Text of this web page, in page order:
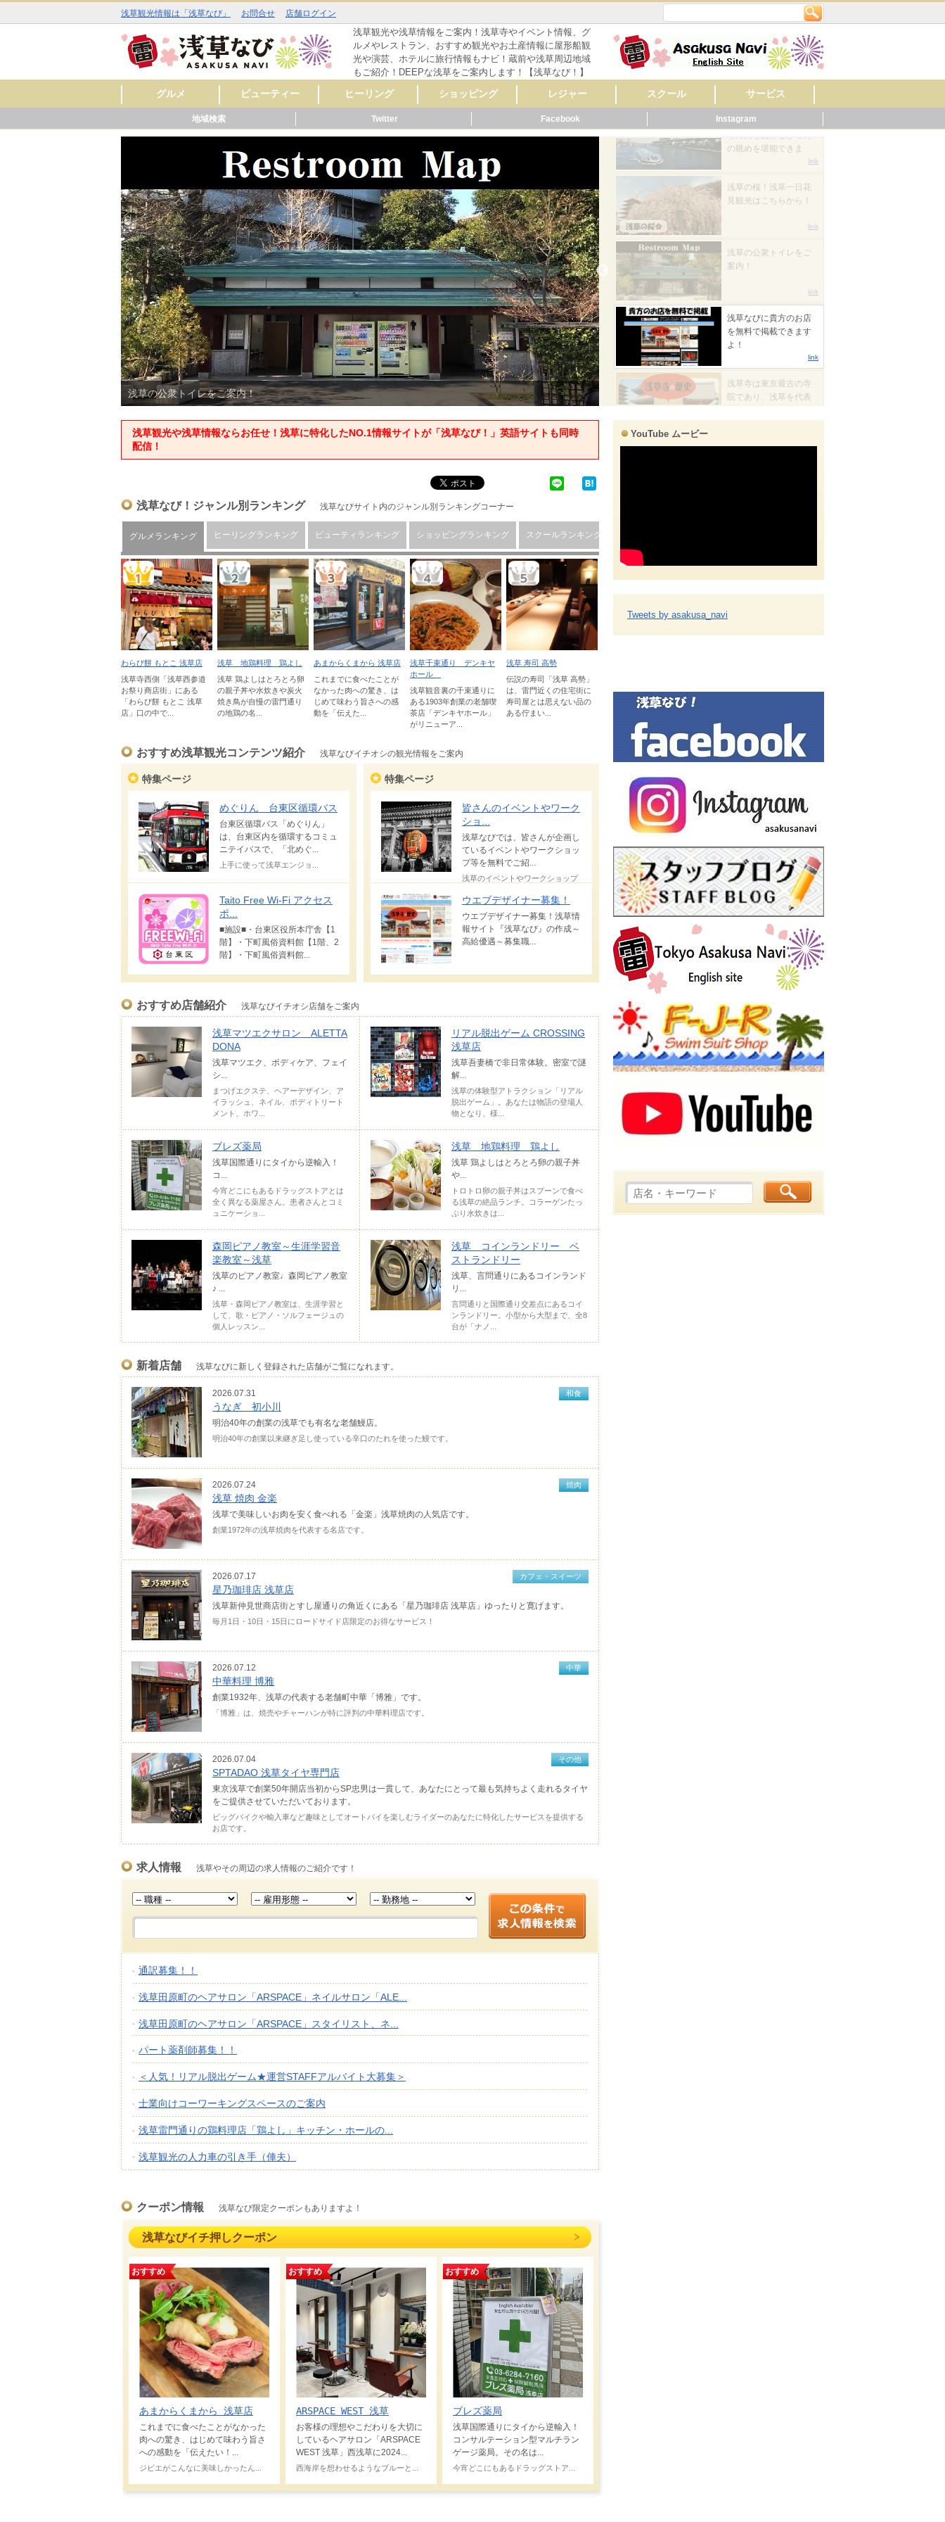
浅草観光情報は「浅草なび」 お問合せ 店舗ログイン
浅草観光や浅草情報をご案内！浅草寺やイベント情報、グ
ルメやレストラン、おすすめ観光やお土産情報に屋形船観
光や演芸、ホテルに旅行情報もナビ！蔵前や浅草周辺地域
もご紹介！DEEPな浅草をご案内します！【浅草なび！】
グルメ
アジア・エスニック
料理
カフェ・スイーツ
ファミリーレストラ
ン
ビューティー ヒーリング
リラクゼーション
リンパマッサージ
タイ式マッサージ
アロママッサージ
ショッピング
ョン
レジャー
カラオケ
占い
バッティングセンタ
ー
映画館・劇場
ライブハウス
観光スポット
動物園
遊園地
健康ランド・温泉
ゲームセンター
その他
体験
スクール
ニング
サービス
レンタルショップ
旅館
ビジネスホテル
ペット関連
健康・スポーツ
賃貸・不動産
ウエディング
歯科
ホテル
公共機関
その他
病院
くらし
地域検索 Twitter Facebook Instagram
浅草なびに貴方のお店を無料で掲載できますよ！
と東京ミズマチを歩い
TOKYO CRUISE 浅草か
ら海風を受けながら街
浅草の桜！浅草一日花
見観光はこちらから！
link
浅草の公衆トイレをご
案内！
link
浅草なびに貴方のお店
を無料で掲載できます
link
浅草寺は東京最古の寺
院であり、浅草を代表
する観光地です。その
link
浅草の代表的なイベン
トをご紹介します。1年
link
浅草なび！英語版に掲
浅草観光や浅草情報ならお任せ！浅草に特化したNO.1情報サイトが「浅草なび！」英語サイトも同時
配信！
浅草なび！ジャンル別ランキング 浅草なびサイト内のジャンル別ランキングコーナー
グルメランキング ヒーリングランキング ビューティランキング ショッピングランキング スクールランキング
わらび餅 もとこ 浅草店
浅草寺西側「浅草西参道
お祭り商店街」にある
「わらび餅 もとこ 浅草
店」口の中で...
浅草 地鶏料理 鶏よし
浅草 鶏よしはとろとろ卵
の親子丼や水炊きや炭火
焼き鳥が自慢の雷門通り
の地鶏の名...
あまからくまから 浅草店
これまでに食べたことが
なかった肉への驚き、は
じめて味わう旨さへの感
動を「伝えた...
浅草千束通り デンキヤ
ホール
浅草観音裏の千束通りに
ある1903年創業の老舗喫
茶店「デンキヤホール」
がリニューア...
浅草 寿司 高勢
伝説の寿司「浅草 高勢」
は、雷門近くの住宅街に
寿司屋とは思えない品の
ある佇まい...
おすすめ浅草観光コンテンツ紹介 浅草なびイチオシの観光情報をご案内
特集ページ
めぐりん 台東区循環バス
台東区循環バス「めぐりん」
は、台東区内を循環するコミュ
ニテイバスで、「北めぐ...
上手に使って浅草エンジョ...
Taito Free Wi-Fi アクセス
ポ...
■施設■・台東区役所本庁舎【1
階】・下町風俗資料館【1階、2
階】・下町風俗資料館...
特集ページ
皆さんのイベントやワーク
ショ...
浅草なびでは、皆さんが企画し
ているイベントやワークショッ
プ等を無料でご紹...
浅草のイベントやワークショップ
ウエブデザイナー募集！
ウエブデザイナー募集！浅草情
報サイト『浅草なび』の作成～
高給優遇～募集職...
おすすめ店舗紹介 浅草なびイチオシ店舗をご案内
浅草マツエクサロン ALETTA
DONA
浅草マツエク、ボディケア、フェイ
シ...
まつげエクステ、ヘアーデザイン、ア
イラッシュ、ネイル、ボディトリート
メント、ホワ...
リアル脱出ゲーム CROSSING
浅草店
浅草吾妻橋で非日常体験。密室で謎
解...
浅草の体験型アトラクション「リアル
脱出ゲーム」。あなたは物語の登場人
物となり、様...
ブレズ薬局
浅草国際通りにタイから逆輸入！
コ...
今宵どこにもあるドラッグストアとは
全く異なる薬屋さん。患者さんとコミ
ュニケーショ...
浅草 地鶏料理 鶏よし
浅草 鶏よしはとろとろ卵の親子丼
や...
トロトロ卵の親子丼はスプーンで食べ
る浅草の絶品ランチ。コラーゲンたっ
ぷり水炊きは...
森岡ピアノ教室～生涯学習音
楽教室～浅草
浅草のピアノ教室♩森岡ピアノ教室
♪ ...
浅草・森岡ピアノ教室は、生涯学習と
して、歌・ピアノ・ソルフェージュの
個人レッスン...
浅草 コインランドリー ベ
ストランドリー
浅草、言問通りにあるコインランド
リ...
言問通りと国際通り交差点にあるコイ
ンランドリー。小型から大型まで、全8
台が「ナノ...
新着店舗 浅草なびに新しく登録された店舗がご覧になれます。
2026.07.31 和食
うなぎ 初小川
明治40年の創業の浅草でも有名な老舗鰻店。
明治40年の創業以来継ぎ足し使っている辛口のたれを使った鰻です。
2026.07.24 焼肉
浅草 焼肉 金楽
浅草で美味しいお肉を安く食べれる「金楽」浅草焼肉の人気店です。
創業1972年の浅草焼肉を代表する名店です。
2026.07.17 カフェ・スイーツ
星乃珈琲店 浅草店
浅草新仲見世商店街とすし屋通りの角近くにある「星乃珈琲店 浅草店」ゆったりと寛げます。
毎月1日・10日・15日にロードサイド店限定のお得なサービス！
2026.07.12 中華
中華料理 博雅
創業1932年、浅草の代表する老舗町中華「博雅」です。
「博雅」は、焼売やチャーハンが特に評判の中華料理店です。
2026.07.04 その他
SPTADAO 浅草タイヤ専門店
東京浅草で創業50年開店当初からSP忠男は一貫して、あなたにとって最も気持ちよく走れるタイヤ
をご提供させていただいております。
ビッグバイクや輸入車など趣味としてオートバイを楽しむライダーのあなたに特化したサービスを提供する
お店です。
求人情報 浅草やその周辺の求人情報のご紹介です！
通訳募集！！
浅草田原町のヘアサロン「ARSPACE」ネイルサロン「ALE...
浅草田原町のヘアサロン「ARSPACE」スタイリスト、ネ...
パート薬剤師募集！！
＜人気！リアル脱出ゲーム★運営STAFFアルバイト大募集＞
士業向けコーワーキングスペースのご案内
浅草雷門通りの鶏料理店「鶏よし」キッチン・ホールの...
浅草観光の人力車の引き手（俥夫）
クーポン情報 浅草なび限定クーポンもありますよ！
浅草なびイチ押しクーポン
おすすめ
あまからくまから 浅草店
これまでに食べたことがなかった
肉への驚き、はじめて味わう旨さ
への感動を「伝えたい！...
ジビエがこんなに美味しかったん...
おすすめ
ARSPACE WEST 浅草
お客様の理想やこだわりを大切に
しているヘアサロン「ARSPACE
WEST 浅草」西浅草に2024...
西海岸を想わせるようなブルーと...
おすすめ
ブレズ薬局
浅草国際通りにタイから逆輸入！
コンサルテーション型マルチラン
ゲージ薬局。その名は...
今宵どこにもあるドラッグストア...
YouTube ムービー
Tweets by asakusa_navi